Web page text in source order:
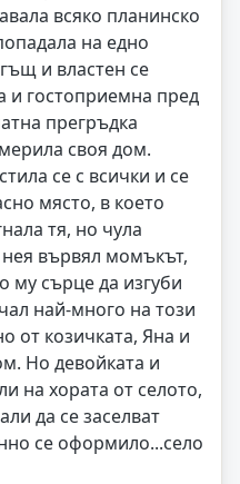
всяко планинско
на едно
и властен се
и гостоприемна пред
прегръдка
своя дом.
се с всички и се
място, в което
тя, но чула
нея вървял момъкът,
му сърце да изгуби
най-много на този
от козичката, Яна и
Но девойката и
на хората от селото,
да се заселват
се оформило...село